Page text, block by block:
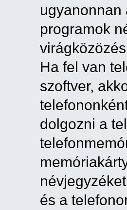
ugyanonnan
programok
Ha fel van
szoftver,
dolgozni a
és a